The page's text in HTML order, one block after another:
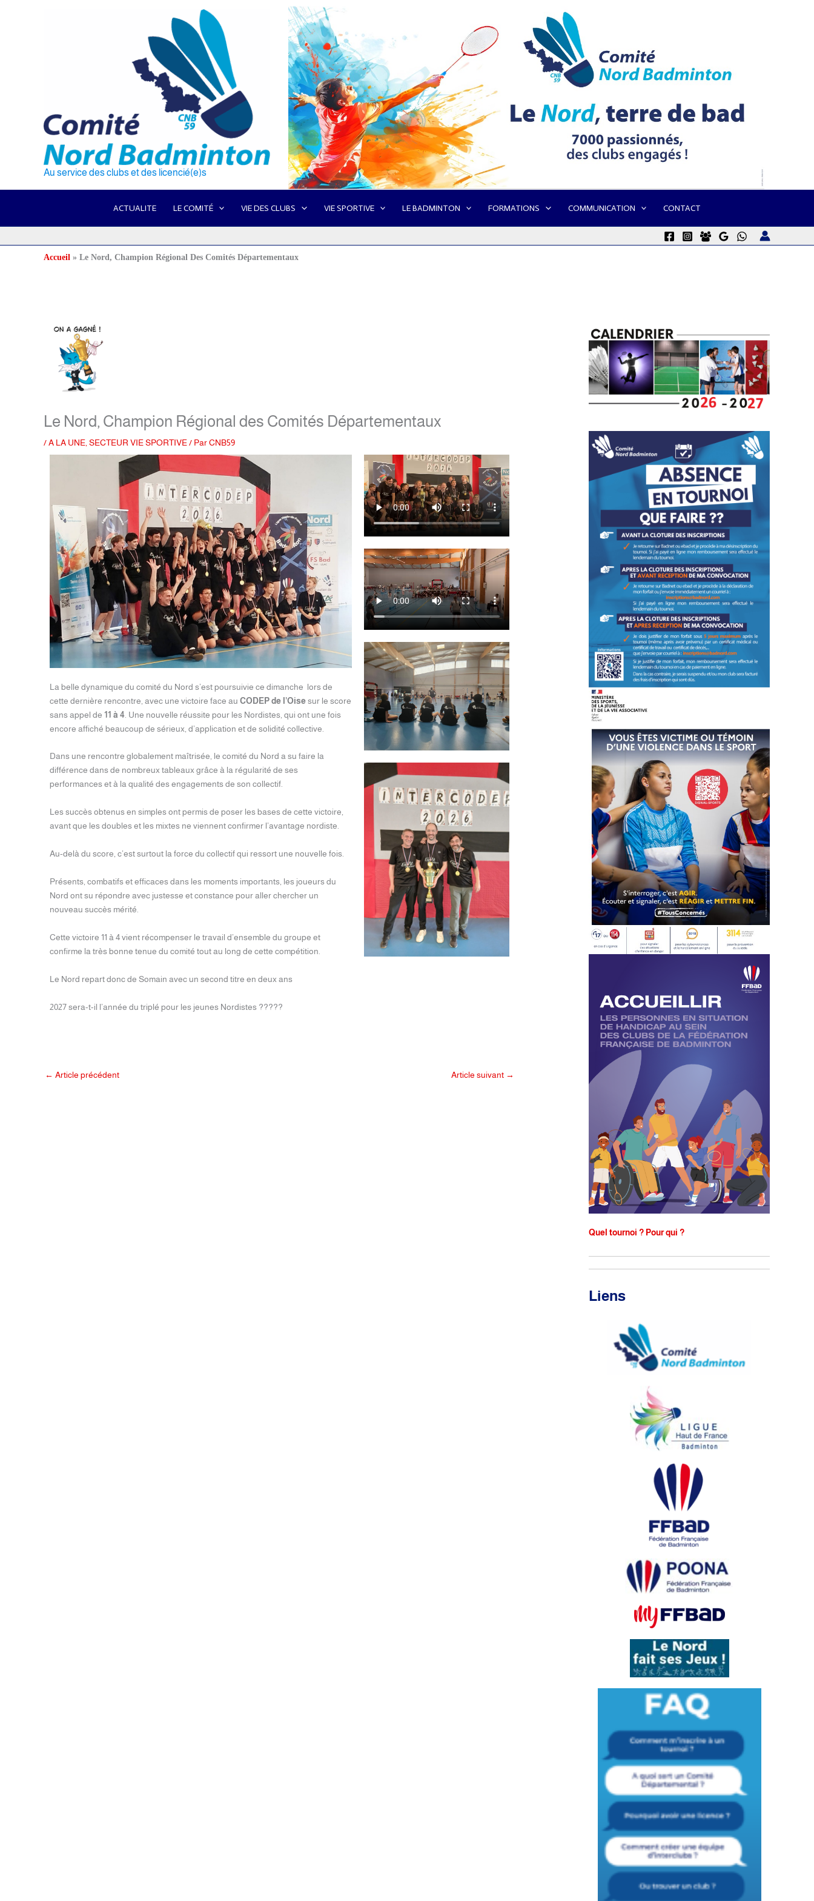
Au service des clubs et des licencié(e)s
ACTUALITE LE COMITÉ VIE DES CLUBS VIE SPORTIVE LE BADMINTON FORMATIONS COMMUNICATION CONTACT
Accueil Le Nord, Champion Régional Des Comités Départementaux
Le Nord, Champion Régional des Comités Départementaux
/A LA UNE,SECTEUR VIE SPORTIVE/ ParCNB59
La belle dynamique du comité du Nord s’est poursuivie ce dimanche lors de
cette dernière rencontre, avec une victoire face au CODEP de l’Oisesur le score
sans appel de 11 à 4 . Une nouvelle réussite pour les Nordistes, qui ont une fois
encore affiché beaucoup de sérieux, d’application et de solidité collective.
Dans une rencontre globalement maîtrisée, le comité du Nord a su faire la
différence dans de nombreux tableaux grâce à la régularité de ses
performances et à la qualité des engagements de son collectif.
Les succès obtenus en simples ont permis de poser les bases de cette victoire,
avant que les doubles et les mixtes ne viennent confirmer l’avantage nordiste.
Au-delà du score, c’est surtout la force du collectif qui ressort une nouvelle fois.
Présents, combatifs et efficaces dans les moments importants, les joueurs du
Nord ont su répondre avec justesse et constance pour aller chercher un
nouveau succès mérité.
Cette victoire 11 à 4 vient récompenser le travail d’ensemble du groupe et
confirme la très bonne tenue du comité tout au long de cette compétition.
Le Nord repart donc de Somain avec un second titre en deux ans
2027 sera-t-il l’année du triplé pour les jeunes Nordistes ?????
← Article précédent Article suivant →
Quel tournoi ? Pour qui ?
Liens